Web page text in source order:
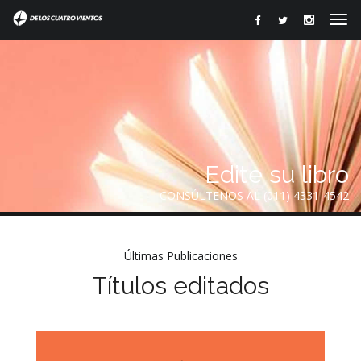
Edite su libro
CONSÚLTENOS AL (011) 4331-4542
Últimas Publicaciones
Títulos editados